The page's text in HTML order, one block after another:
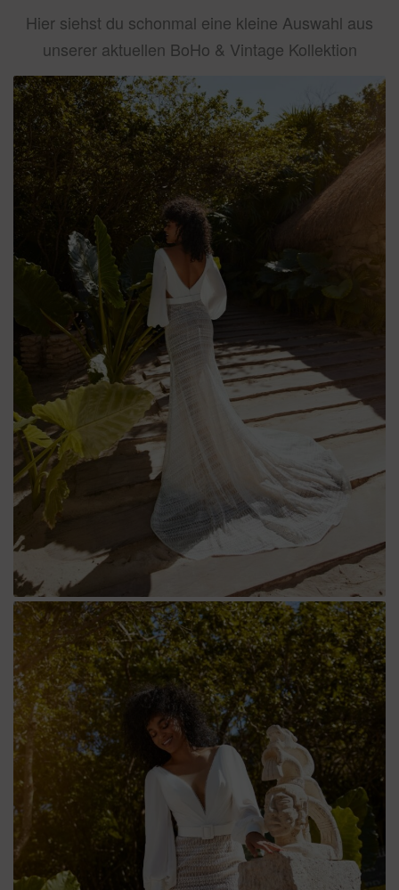
Hier siehst du schonmal eine kleine Auswahl aus
unserer aktuellen BoHo & Vintage Kollektion